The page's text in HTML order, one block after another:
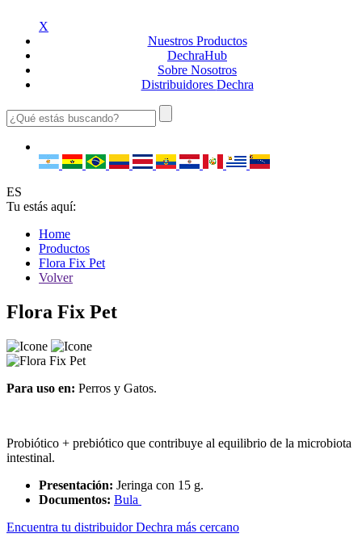
X
Nuestros Productos
DechraHub
Sobre Nosotros
Distribuidores Dechra
ES
Tu estás aquí:
Home
Productos
Flora Fix Pet
Volver
Flora Fix Pet
Para uso en: Perros y Gatos.
Probiótico + prebiótico que contribuye al equilibrio de la microbiota
intestinal.
Presentación: Jeringa con 15 g.
Documentos: Bula
Encuentra tu distribuidor Dechra más cercano